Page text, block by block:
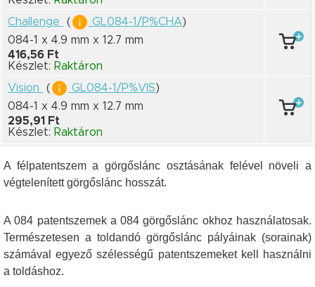
Challenge
( GL084-1/P%CHA)
084-1 x 4.9 mm x 12.7 mm
416,56 Ft
Készlet: Raktáron
Vision
( GL084-1/P%VIS)
084-1 x 4.9 mm x 12.7 mm
295,91 Ft
Készlet: Raktáron
A félpatentszem a görgőslánc osztásának felével növeli a
végtelenített görgőslánc hosszát.
A 084 patentszemek a 084 görgőslánc okhoz használatosak.
Természetesen a toldandó görgőslánc pályáinak (sorainak)
számával egyező szélességű patentszemeket kell használni
a toldáshoz.